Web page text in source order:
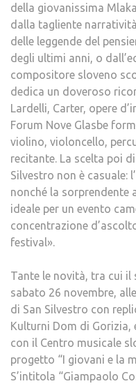
della giovanissima
dalla tagliente
delle leggende del
degli ultimi anni, o
compositore sloveno
dedica un doveroso
Lardelli, Carter, opere
Forum Nove Glasbe
violino, violoncello,
recitante. La scelta poi
Silvestro non è casuale:
nonché la sorprendente
ideale per un evento
concentrazione
festival».
Tante le novità, tra cui
sabato 26 novembre,
di San Silvestro con
Kulturni Dom di
con il Centro musicale
progetto “I giovani e la
S’intitola “Giampaolo